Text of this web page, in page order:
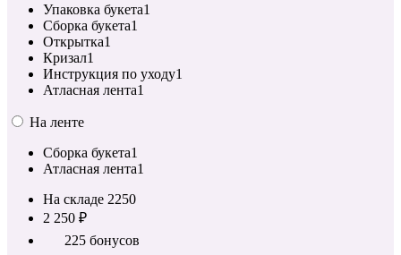
Упаковка букета1
Сборка букета1
Открытка1
Кризал1
Инструкция по уходу1
Атласная лента1
На ленте
Сборка букета1
Атласная лента1
На складе 2250
2 250 ₽
225 бонусов